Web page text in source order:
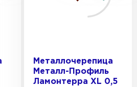
Металлочерепица
Металл-Профиль
Ламонтерра XL 0,5